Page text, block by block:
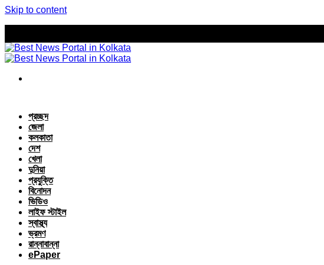
Skip to content
প্রচ্ছদ
জেলা
কলকাতা
দেশ
খেলা
দুনিয়া
প্রযুক্তি
বিনোদন
ভিডিও
লাইফ স্টাইল
স্বাস্থ্য
ভ্রমণ
রান্নাবান্না
ePaper